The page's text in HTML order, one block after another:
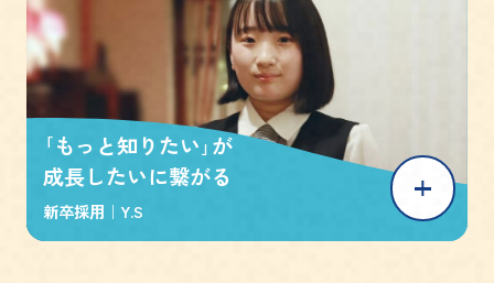
｢もっと知りたい｣が
成長したいに繋がる
新卒採用｜Y.S